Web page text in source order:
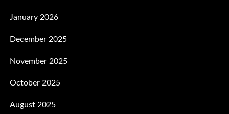
January 2026
December 2025
November 2025
October 2025
August 2025